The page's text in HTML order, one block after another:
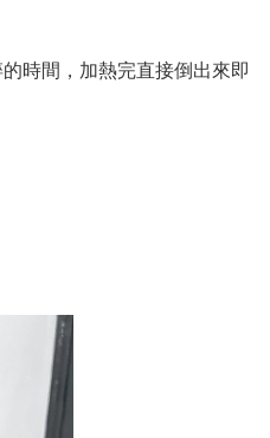
時間，加熱完直接倒出來即